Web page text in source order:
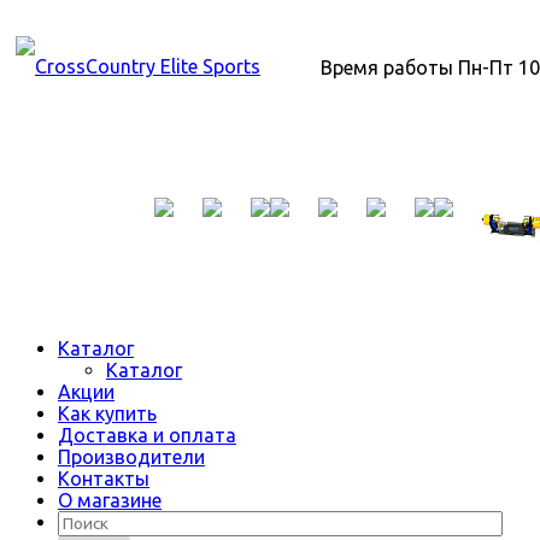
Время работы Пн-Пт
Каталог
Каталог
Акции
Как купить
Доставка и оплата
Производители
Контакты
О магазине